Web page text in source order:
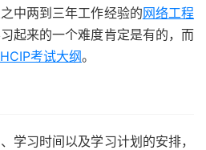
中两到三年工作经验的网络工程
起来的一个难度肯定是有的，而
HCIP考试大纲。
学习时间以及学习计划的安排，